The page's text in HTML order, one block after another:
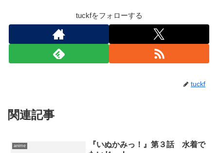
tuckfをフォローする
tuckf
関連記事
anime
『いぬかみっ！』第３話 水着で